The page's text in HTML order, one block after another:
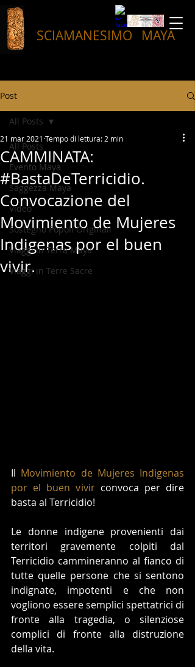
SCIAMANESIMO MAYA
Post
All Posts
Evento Maya
Saggezza Maya
Video
Sostegno Popoli Originali
Viaggi in Terra Maya
Viaggi in Terre Sacre
All Posts
CAMMINATA:
#BastaDeTerricidio.
Convocazione del
Movimiento de Mujeres
Indigenas por el buen
vivir.
21 mar 2021 Tempo di lettura: 2 min
Il Movimiento de Mujeres Indigenas
por el buen vivir convoca per dire
basta al Terricidio!
Le donne indigene provenienti dai
territori gravemente colpiti dal
Terricidio cammineranno al fianco di
tutte quelle persone che si sentono
indignate, impotenti e che non
vogliono essere semplici spettatrici di
fronte alla tragedia, o silenziose
complici di fronte alla distruzione
della vita.